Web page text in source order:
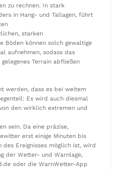
zu rechnen. In stark
in Hang- und Tallagen, führt
starken
Böden können solch gewaltige
aufnehmen, sodass das
Terrain abfließen
werden, dass es bei weitem
Es wird auch diesmal
den wirklich extremen und
sein. Da eine präzise,
erst einige Minuten bis
Ereignisses möglich ist, wird
der Wetter- und Warnlage,
oder die WarnWetter-App